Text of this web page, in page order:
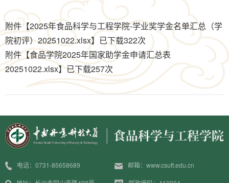
附件【2025年食品科学与工程学院-学业奖学金名单汇总（学
院初评）20251022.xlsx】已下载322次
附件【食品学院2025年国家助学金申请汇总表
20251022.xlsx】已下载257次
电话：0731-85658689 邮箱：www.csuft.edu.cn